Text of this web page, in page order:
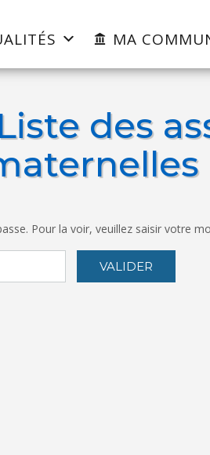
MA
des
Pour la voir, veuillez saisir votre